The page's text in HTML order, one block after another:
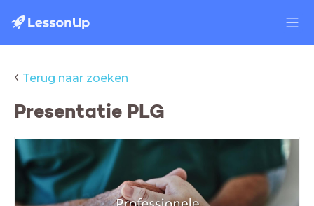
‹ Terug naar zoeken
Presentatie PLG